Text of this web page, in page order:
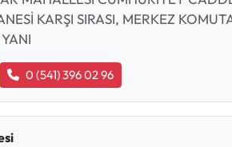
KARŞI SIRASI, MERKEZ
0 (541) 396 02 96